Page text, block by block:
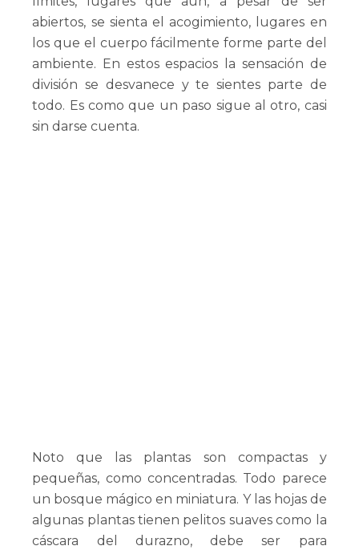
abiertos, se sienta el acogimiento, lugares en
los que el cuerpo fácilmente forme parte del
ambiente. En estos espacios la sensación de
división se desvanece y te sientes parte de
todo. Es como que un paso sigue al otro, casi
sin darse cuenta.
Noto que las plantas son compactas y
pequeñas, como concentradas. Todo parece
un bosque mágico en miniatura. Y las hojas de
algunas plantas tienen pelitos suaves como la
cáscara del durazno, debe ser para